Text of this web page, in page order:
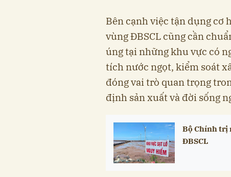
Bên cạnh việc tận dụng cơ
vùng ĐBSCL cũng cần
úng tại những khu vực có
tích nước ngọt, kiểm soát
đóng vai trò quan trọng
định sản xuất và đời sống
Bộ Chính trị
ĐBSCL